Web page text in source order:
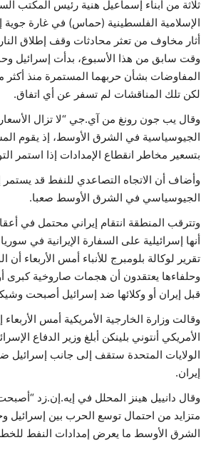
ثلاثة من أبناء إسماعيل هنية رئيس المكتب
الإسلامية الفلسطينية (حماس) في غارة جوية
أثار مخاوف من تعثر محادثات وقف إطلاق
وقت سابق من هذا الأسبوع، بدأت إسرائيل
المفاوضات بشأن حربهما المستمرة منذ
لكن تلك المناقشات لم تسفر عن أي اتفاق.
وقال يب جون رونغ من آي.جي “لا تزال
الجيوسياسية في الشرق الأوسط، إذ يقوم
بتسعير مخاطر انقطاع الإمدادات إذا استمر
وأضاف أن الاتجاه التصاعدي للنفط قد يستمر
الجيوسياسي في الشرق الأوسط صعبا.
وتترقب المنطقة انتقام إيراني محتمل في
أنها إسرائيلية على السفارة الإيرانية في
تقرير لوكالة بلومبرج للأنباء أمس الأربعاء أن
وحلفاءها يعتقدون أن هجمات صاروخية كبرى
قبل إيران أو وكلائها ضد إسرائيل أصبحت
وقالت وزارة الخارجية الأمريكية أمس الأربعاء
الأمريكي أنتوني بلينكن أبلغ وزير الدفاع
الولايات المتحدة ستقف إلى جانب إسرائيل
إيران.
وقال دانييل هينز المحلل في إيه.إن.زد
متزايد من احتمال توسع الحرب بين إسرائيل
الشرق الأوسط ما يعرض إمدادات النفط